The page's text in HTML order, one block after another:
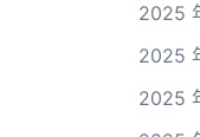
2025
2025
2025